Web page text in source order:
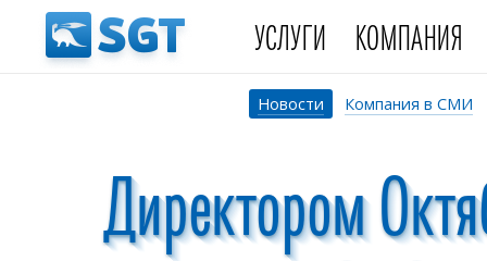
УСЛУГИ КОМПАНИЯ
Новости Компания в СМИ
Директором